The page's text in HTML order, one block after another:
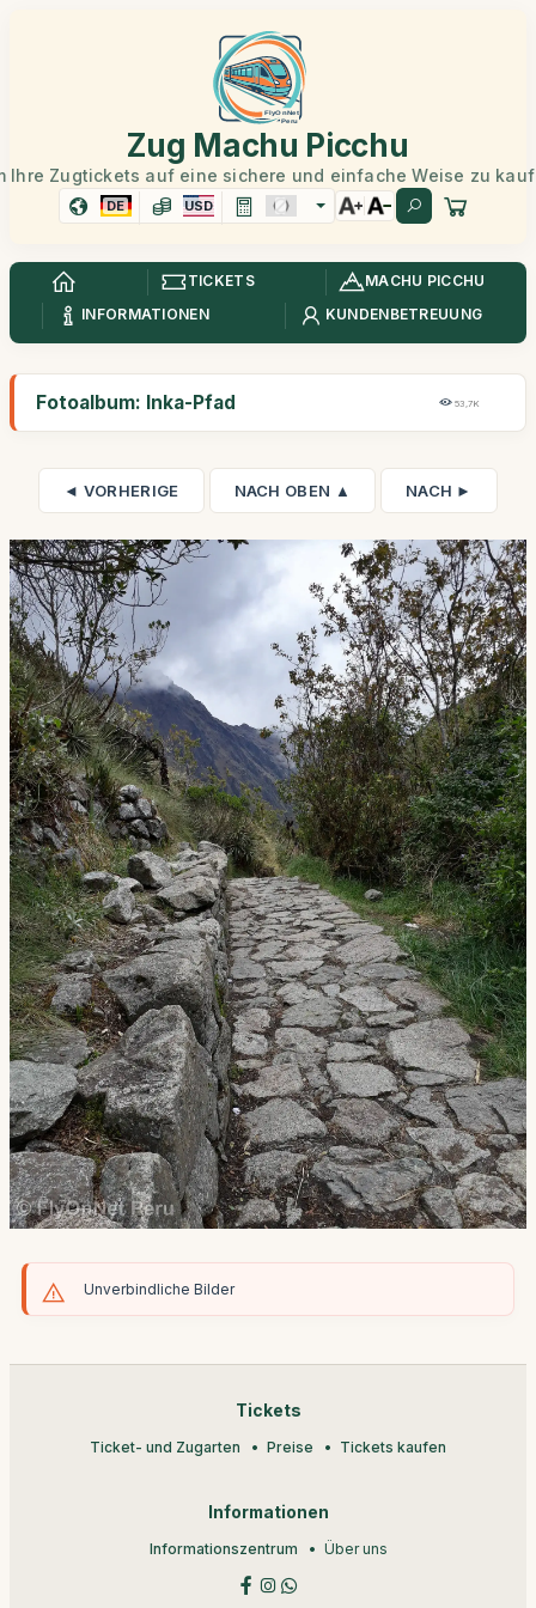
Zug Machu Picchu
Ihre Zugtickets auf eine sichere und einfache Weise zu
DE USD
TICKETS
MACHU PICCHU
INFORMATIONEN
KUNDENBETREUUNG
Fotoalbum: Inka-Pfad 53,7K
◄ VORHERIGE NACH OBEN ▲ NACH ►
Unverbindliche Bilder
Tickets
Ticket- und Zugarten Preise Tickets kaufen
Informationen
Informationszentrum Über uns